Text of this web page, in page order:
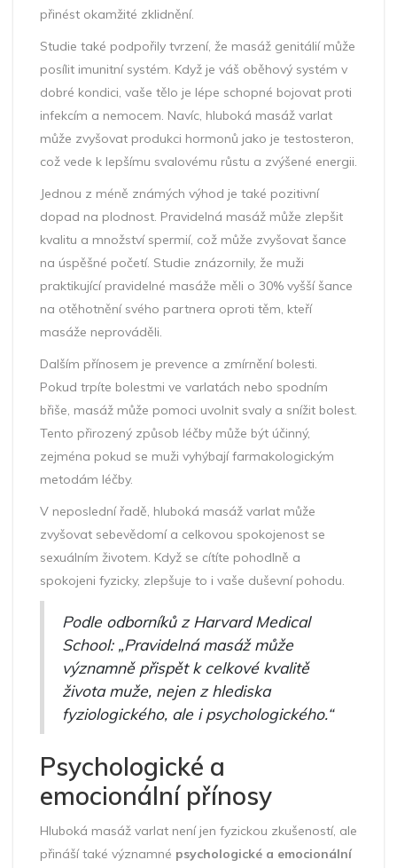
přinést okamžité zklidnění.
Studie také podpořily tvrzení, že masáž genitálií může
posílit imunitní systém. Když je váš oběhový systém v
dobré kondici, vaše tělo je lépe schopné bojovat proti
infekcím a nemocem. Navíc, hluboká masáž varlat
může zvyšovat produkci hormonů jako je testosteron,
což vede k lepšímu svalovému růstu a zvýšené energii.
Jednou z méně známých výhod je také pozitivní
dopad na plodnost. Pravidelná masáž může zlepšit
kvalitu a množství spermií, což může zvyšovat šance
na úspěšné početí. Studie znázornily, že muži
praktikující pravidelné masáže měli o 30% vyšší šance
na otěhotnění svého partnera oproti těm, kteří
masáže neprováděli.
Dalším přínosem je prevence a zmírnění bolesti.
Pokud trpíte bolestmi ve varlatách nebo spodním
břiše, masáž může pomoci uvolnit svaly a snížit bolest.
Tento přirozený způsob léčby může být účinný,
zejména pokud se muži vyhýbají farmakologickým
metodám léčby.
V neposlední řadě, hluboká masáž varlat může
zvyšovat sebevědomí a celkovou spokojenost se
sexuálním životem. Když se cítíte pohodlně a
spokojeni fyzicky, zlepšuje to i vaše duševní pohodu.
Podle odborníků z Harvard Medical
School: „Pravidelná masáž může
významně přispět k celkové kvalitě
života muže, nejen z hlediska
fyziologického, ale i psychologického.“
Psychologické a
emocionální přínosy
Hluboká masáž varlat není jen fyzickou zkušeností, ale
přináší také významné psychologické a emocionální